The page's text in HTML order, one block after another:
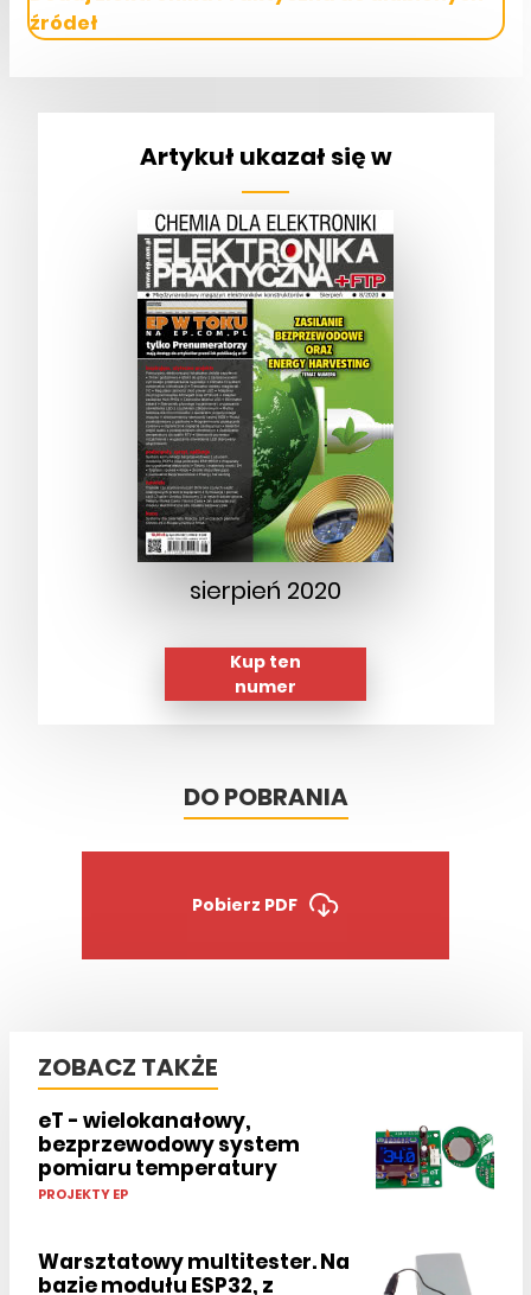
źródeł
Artykuł ukazał się w
sierpień 2020
Kup ten
numer
DO POBRANIA
Pobierz PDF
ZOBACZ TAKŻE
eT - wielokanałowy,
bezprzewodowy system
pomiaru temperatury
PROJEKTY EP
Warsztatowy multitester. Na
bazie modułu ESP32, z